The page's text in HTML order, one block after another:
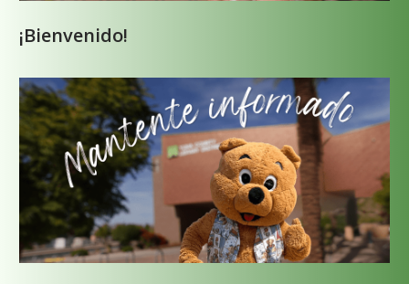
¡Bienvenido!